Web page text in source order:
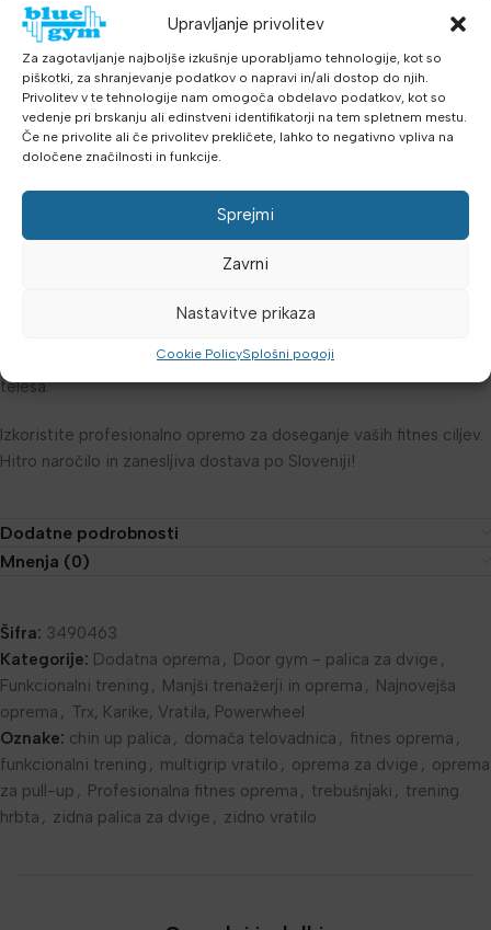
Upravljanje privolitev
Za zagotavljanje najboljše izkušnje uporabljamo tehnologije, kot so
piškotki, za shranjevanje podatkov o napravi in/ali dostop do njih.
Privolitev v te tehnologije nam omogoča obdelavo podatkov, kot so
vedenje pri brskanju ali edinstveni identifikatorji na tem spletnem mestu.
Če ne privolite ali če privolitev prekličete, lahko to negativno vpliva na
določene značilnosti in funkcije.
Sprejmi
Zavrni
Nastavitve prikaza
Cookie PolicySplošni pogoji
Trdna in stabilna zidna konstrukcija za varno vadbo
Več prijemov za različne variacije vaj – široki prijem, nevtralni
prijem, obratni prijem
Visoka nosilnost primerna za intenzivno uporabo v fitnes centrih
Profesionalna kvaliteta za dolgotrajno uporabo
Omogoča izvajanje Wide-Grip Chin-Up, Neutral/Parallel-Grip
Idealno za krepitev hrbta, ramen, rok in jedra
Primerno za uporabnike vseh ravni pripravljenosti
kakovostnih materialov, ergonomsko oblikovani prijemi za
zagotavlja varno izvajanje vseh vrst dvigov in vaj za gornji del
telesa.
Izkoristite profesionalno opremo za doseganje vaših fitnes ciljev.
Hitro naročilo in zanesljiva dostava po Sloveniji!
Dodatne podrobnosti
Mnenja (0)
Šifra: 3490463
Kategorije: Dodatna oprema , Door gym - palica za dvige ,
Funkcionalni trening , Manjši trenažerji in oprema , Najnovejša
oprema , Trx, Karike, Vratila, Powerwheel
Oznake: chin up palica , domača telovadnica , fitnes oprema ,
funkcionalni trening , multigrip vratilo , oprema za dvige , oprema
za pull-up , Profesionalna fitnes oprema , trebušnjaki , trening
hrbta , zidna palica za dvige , zidno vratilo